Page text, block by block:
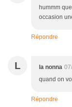
hummm
occasion
Répondre
L la nonna
quand on
Répondre